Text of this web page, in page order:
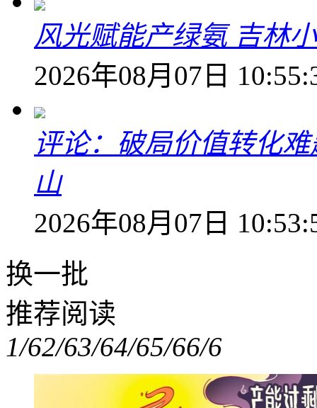
风光赋能产绿氨 吉林
2026年08月07日
评论：破局价值转化
山
2026年08月07日
换一批
推荐阅读
1/62/63/64/65/66/6